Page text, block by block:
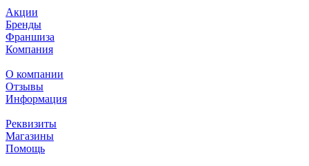
Акции
Бренды
Франшиза
Компания
О компании
Отзывы
Информация
Реквизиты
Магазины
Помощь